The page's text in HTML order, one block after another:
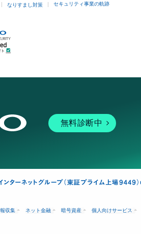
なりすまし対策 セキュリティ事業の軌跡
無料診断中
収集 ネット金融 暗号資産 個人向けサービス